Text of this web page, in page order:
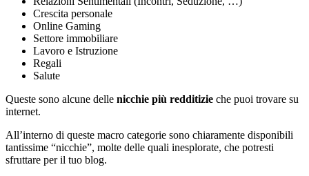
Crescita personale
Online Gaming
Settore immobiliare
Lavoro e Istruzione
Regali
Salute
Queste sono alcune delle nicchie più redditizie che puoi trovare su
internet.
All’interno di queste macro categorie sono chiaramente disponibili
tantissime “nicchie”, molte delle quali inesplorate, che potresti
sfruttare per il tuo blog.